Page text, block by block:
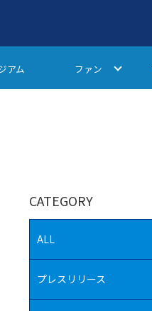
アム ファン
CATEGORY
ALL
プレスリリース